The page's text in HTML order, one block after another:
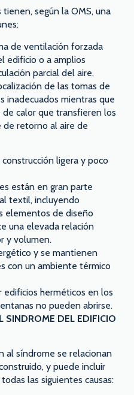
según la OMS, una
de ventilación forzada
edificio o a amplios
parcial del aire.
de las tomas de
inadecuados mientras que
calor que transfieren los
retorno al aire de
ligera y poco
están en gran parte
textil, incluyendo
elementos de diseño
una elevada relación
y volumen.
y se mantienen
con un ambiente térmico
edificios herméticos en los
no pueden abrirse.
SINDROME DEL EDIFICIO
al síndrome se relacionan
y puede incluir
las siguientes causas: